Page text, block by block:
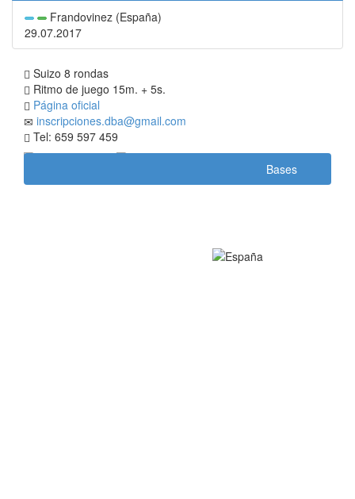
Frandovinez (España)
29.07.2017
Suizo 8 rondas
Ritmo de juego 15m. + 5s.
Página oficial
inscripciones.dba@gmail.com
Tel: 659 597 459
Bases